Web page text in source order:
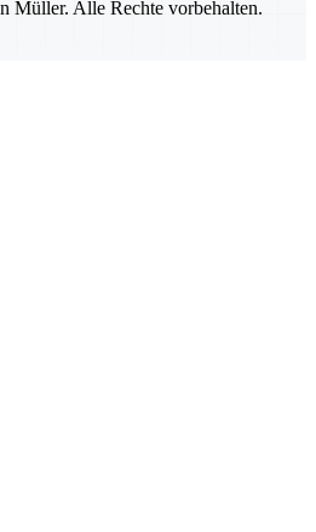
Müller. Alle Rechte vorbehalten.